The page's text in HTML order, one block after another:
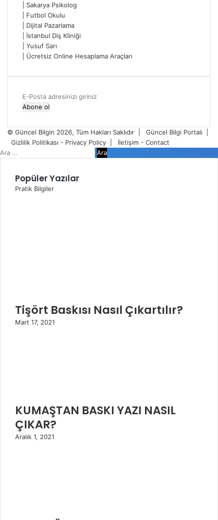
Sakarya Psikolog
Futbol Okulu
Dijital Pazarlama
İstanbul Diş Kliniği
Yusuf Sarı
Ücretsiz Online Hesaplama Araçları
E-
Posta
giriniz
© Güncel Bilgin 2026, Tüm Hakları Saklıdır | Güncel Bilgi Portalı
Gizlilik Politikası - Privacy Policy
İletişim - Contact
Facebook
Twitter
WhatsApp
Telegram
Viber
Kapalı
Arama:
Popüler Yazılar
Pratik Bilgiler
Tişört Baskısı Nasıl Çıkartılır?
Mart 17, 2021
KUMAŞTAN BASKI YAZI NASIL
ÇIKAR?
Aralık 1, 2021